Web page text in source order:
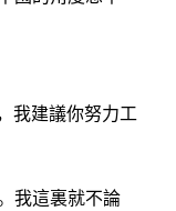
我建議你努力工
我這裏就不論